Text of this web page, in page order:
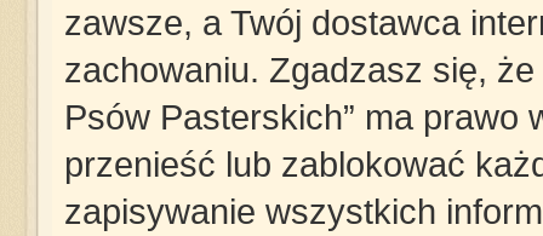
zawsze, a Twój dostawca
zachowaniu. Zgadzasz się,
Psów Pasterskich” ma prawo
przenieść lub zablokować
zapisywanie wszystkich